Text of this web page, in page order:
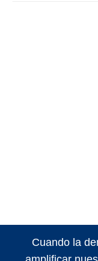
Cuando la